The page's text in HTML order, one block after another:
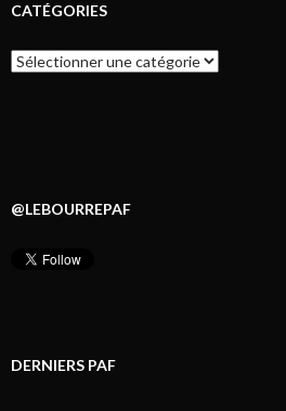
CATÉGORIES
Catégories
@LEBOURREPAF
DERNIERS PAF